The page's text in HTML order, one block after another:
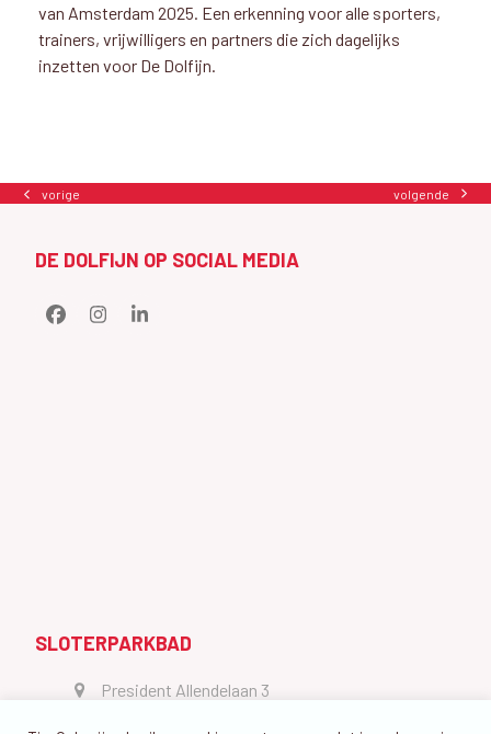
van Amsterdam 2025. Een erkenning voor alle sporters,
trainers, vrijwilligers en partners die zich dagelijks
inzetten voor De Dolfijn.
previous
vorige
next
volgende
DE DOLFIJN OP SOCIAL MEDIA
FacebookInstagramLinkedIn
SLOTERPARKBAD
President Allendelaan 3